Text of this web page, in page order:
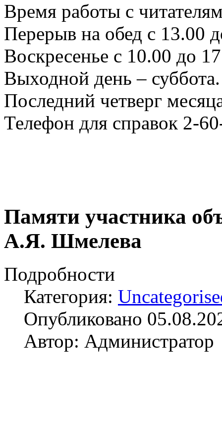
Время работы с
Перерыв на обед с 13.00
Воскресенье с 10.00 до
Выходной день – суббота.
Последний четверг
Телефон для справок 2-
Памяти участника
А.Я. Шмелева
Подробности
Категория:
Опубликовано
Автор: Администратор